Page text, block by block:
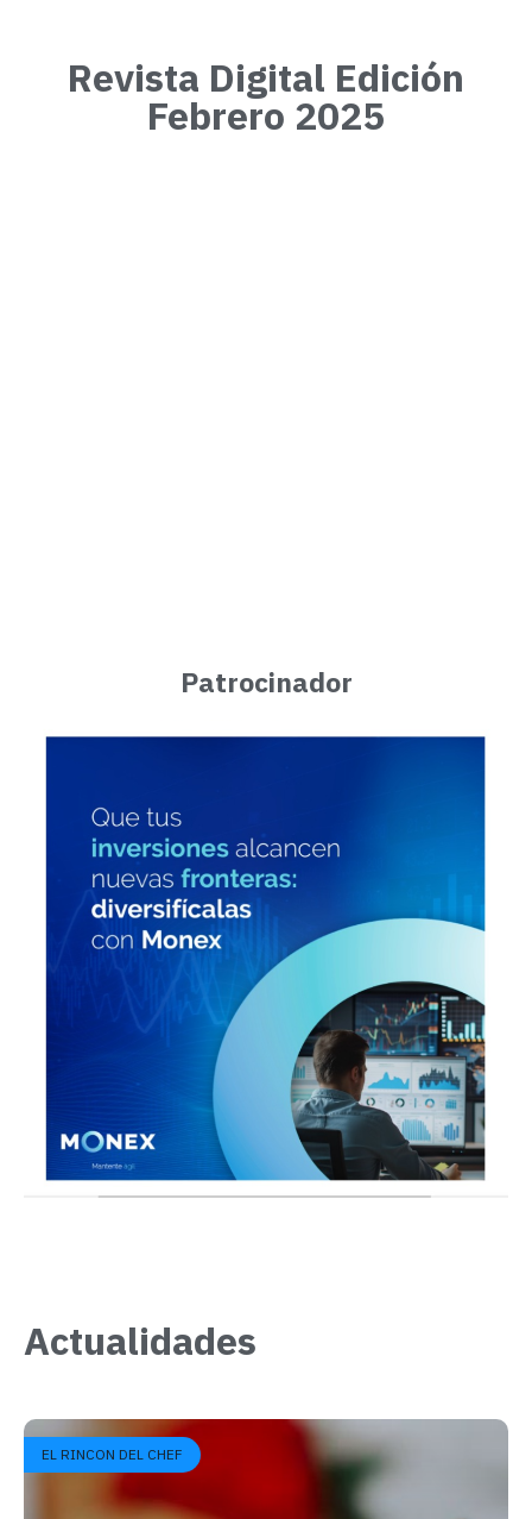
Revista Digital Edición
Febrero 2025
Patrocinador
Actualidades
LEER MÁS
EL RINCON DEL CHEF